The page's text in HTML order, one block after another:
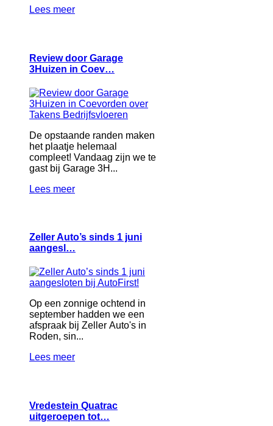
Lees meer
Review door Garage
3Huizen in Coev…
De opstaande randen maken
het plaatje helemaal
compleet! Vandaag zijn we te
gast bij Garage 3H...
Lees meer
Zeller Auto’s sinds 1 juni
aangesl…
Op een zonnige ochtend in
september hadden we een
afspraak bij Zeller Auto's in
Roden, sin...
Lees meer
Vredestein Quatrac
uitgeroepen tot…